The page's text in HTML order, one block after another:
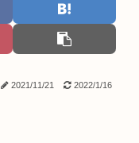
2021/11/21 2022/1/16